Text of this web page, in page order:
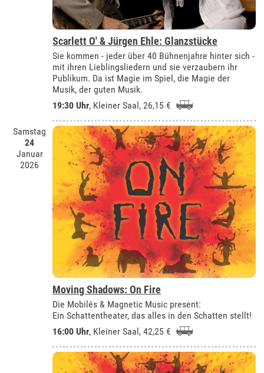
Scarlett O' & Jürgen Ehle: Glanzstücke
Sie kommen - jeder über 40 Bühnenjahre hinter sich -
mit ihren Lieblingsliedern und sie verzaubern ihr
Publikum. Da ist Magie im Spiel, die Magie der
Musik, der guten Musik.
19:30 Uhr, Kleiner Saal, 26,15 €
Samstag
24
Januar
2026
Moving Shadows: On Fire
Die Mobilés & Magnetic Music present:
Ein Schattentheater, das alles in den Schatten stellt!
16:00 Uhr, Kleiner Saal , 42,25 €